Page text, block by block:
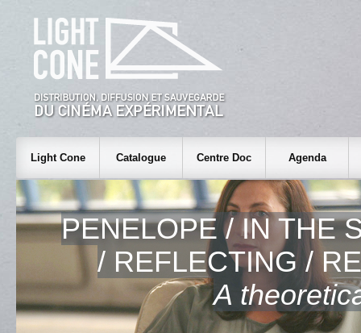
Light Cone Catalogue Centre Doc Agenda
PENELOPE / IN THE
/ REFLECTING /
A